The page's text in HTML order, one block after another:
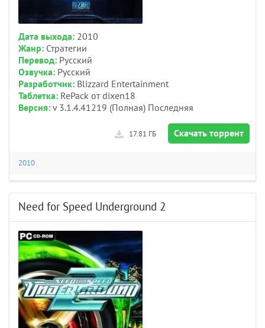
Дата выхода: 2010
Жанр: Стратегии
Перевод: Русский
Озвучка: Русский
Разработчик: Blizzard Entertainment
Таблетка: RePack от dixen18
Версия: v 3.1.4.41219 (Полная) Последняя
Скачать торрент
17.81 ГБ
2010
Need for Speed Underground 2